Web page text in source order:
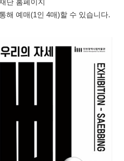
단 홈페이지
해 예매(1인 4매)할 수 있습니다.